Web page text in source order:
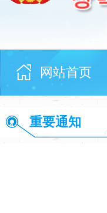
网站首页
重要通知